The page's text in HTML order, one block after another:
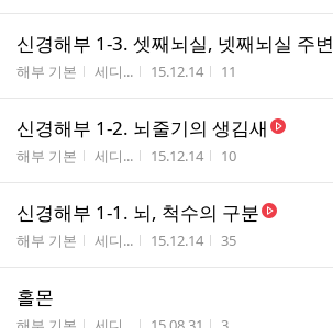
신경해부 1-3. 셋째뇌실, 넷째뇌실 주
게시판명
해부 기본 작성자
세디... 작성시간
15.12.14 조회수
11
신경해부 1-2. 뇌줄기의 생김새
게시판명
해부 기본 작성자
세디... 작성시간
15.12.14 조회수
10
신경해부 1-1. 뇌, 척수의 구분
게시판명
해부 기본 작성자
세디... 작성시간
15.12.14 조회수
35
홀몬
게시판명 작성자 작성시간 조회수